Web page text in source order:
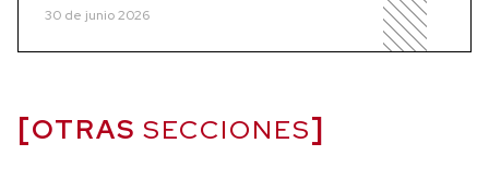
30 de junio 2026
OTRAS SECCIONES